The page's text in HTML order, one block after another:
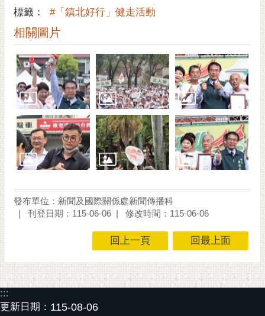
標籤： #「鎮北好行」健走活動
相關圖片
發布單位：新聞及國際關係處新聞傳播科
刊登日期：115-06-06
修改時間：115-06-06
回上一頁 回最上面
:::
更新日期： 115-08-06